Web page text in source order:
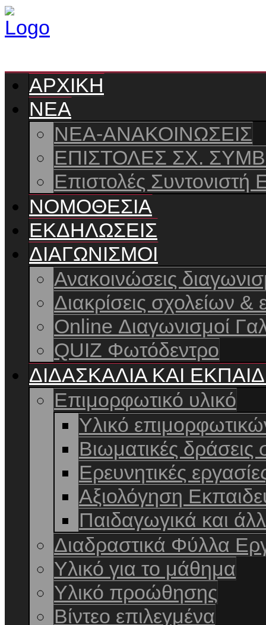
ΑΡΧΙΚΗ
ΝΕΑ
ΝΕΑ-ΑΝΑΚΟΙΝΩΣΕΙΣ
ΕΠΙΣΤΟΛΕΣ ΣΧ.
Επιστολές Συντονιστή
ΝΟΜΟΘΕΣΙΑ
ΕΚΔΗΛΩΣΕΙΣ
ΔΙΑΓΩΝΙΣΜΟΙ
Ανακοινώσεις
Διακρίσεις σχολείων &
Online Διαγωνισμοί
QUIZ Φωτόδεντρο
ΔΙΔΑΣΚΑΛΙΑ ΚΑΙ
Επιμορφωτικό υλικό
Υλικό
Βιωματικές δράσεις
Ερευνητικές
Αξιολόγηση
Παιδαγωγικά και
Διαδραστικά Φύλλα
Yλικό για το μάθημα
Υλικό προώθησης
Βίντεο επιλεγμένα